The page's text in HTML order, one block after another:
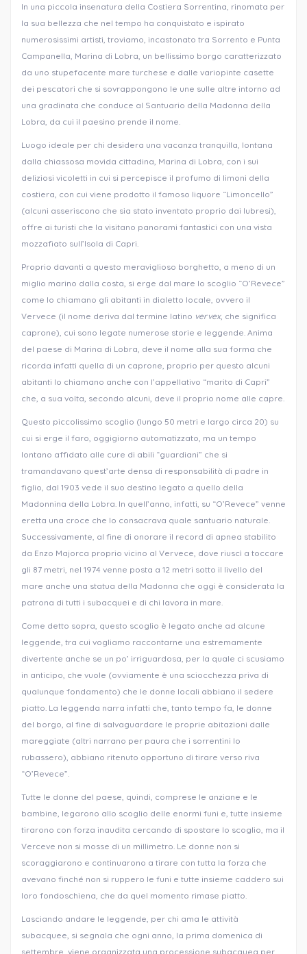
In una piccola insenatura della Costiera Sorrentina, rinomata per
la sua bellezza che nel tempo ha conquistato e ispirato
numerosissimi artisti, troviamo, incastonato tra Sorrento e Punta
Campanella, Marina di Lobra, un bellissimo borgo caratterizzato
da uno stupefacente mare turchese e dalle variopinte casette
dei pescatori che si sovrappongono le une sulle altre intorno ad
una gradinata che conduce al Santuario della Madonna della
Lobra, da cui il paesino prende il nome.
Luogo ideale per chi desidera una vacanza tranquilla, lontana
dalla chiassosa movida cittadina, Marina di Lobra, con i sui
deliziosi vicoletti in cui si percepisce il profumo di limoni della
costiera, con cui viene prodotto il famoso liquore “Limoncello”
(alcuni asseriscono che sia stato inventato proprio dai lubresi),
offre ai turisti che la visitano panorami fantastici con una vista
mozzafiato sull’Isola di Capri.
Proprio davanti a questo meraviglioso borghetto, a meno di un
miglio marino dalla costa, si erge dal mare lo scoglio “O’Revece”
come lo chiamano gli abitanti in dialetto locale, ovvero il
Vervece (il nome deriva dal termine latino vervex, che significa
caprone), cui sono legate numerose storie e leggende. Anima
del paese di Marina di Lobra, deve il nome alla sua forma che
ricorda infatti quella di un caprone, proprio per questo alcuni
abitanti lo chiamano anche con l’appellativo “marito di Capri”
che, a sua volta, secondo alcuni, deve il proprio nome alle capre.
Questo piccolissimo scoglio (lungo 50 metri e largo circa 20) su
cui si erge il faro, oggigiorno automatizzato, ma un tempo
lontano affidato alle cure di abili “guardiani” che si
tramandavano quest’arte densa di responsabilità di padre in
figlio, dal 1903 vede il suo destino legato a quello della
Madonnina della Lobra. In quell’anno, infatti, su “O’Revece” venne
eretta una croce che lo consacrava quale santuario naturale.
Successivamente, al fine di onorare il record di apnea stabilito
da Enzo Majorca proprio vicino al Vervece, dove riuscì a toccare
gli 87 metri, nel 1974 venne posta a 12 metri sotto il livello del
mare anche una statua della Madonna che oggi è considerata la
patrona di tutti i subacquei e di chi lavora in mare.
Come detto sopra, questo scoglio è legato anche ad alcune
leggende, tra cui vogliamo raccontarne una estremamente
divertente anche se un po’ irriguardosa, per la quale ci scusiamo
in anticipo, che vuole (ovviamente è una sciocchezza priva di
qualunque fondamento) che le donne locali abbiano il sedere
piatto. La leggenda narra infatti che, tanto tempo fa, le donne
del borgo, al fine di salvaguardare le proprie abitazioni dalle
mareggiate (altri narrano per paura che i sorrentini lo
rubassero), abbiano ritenuto opportuno di tirare verso riva
“O’Revece”.
Tutte le donne del paese, quindi, comprese le anziane e le
bambine, legarono allo scoglio delle enormi funi e, tutte insieme
tirarono con forza inaudita cercando di spostare lo scoglio, ma il
Verceve non si mosse di un millimetro. Le donne non si
scoraggiarono e continuarono a tirare con tutta la forza che
avevano finché non si ruppero le funi e tutte insieme caddero sui
loro fondoschiena, che da quel momento rimase piatto.
Lasciando andare le leggende, per chi ama le attività
subacquee, si segnala che ogni anno, la prima domenica di
settembre, viene organizzata una processione subacquea per